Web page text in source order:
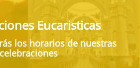
Eucaristicas
los horarios de nuestras
celebraciones